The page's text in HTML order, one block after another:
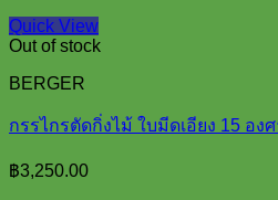
Quick View
Out of stock
BERGER
กรรไกรตัดกิ่งไม้ ใบมีดเอียง 15 อง
฿3,250.00